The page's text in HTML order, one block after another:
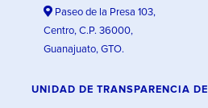
Paseo de la Presa 103,
Centro, C.P. 36000,
Guanajuato, GTO.
UNIDAD DE TRANSPARENCIA